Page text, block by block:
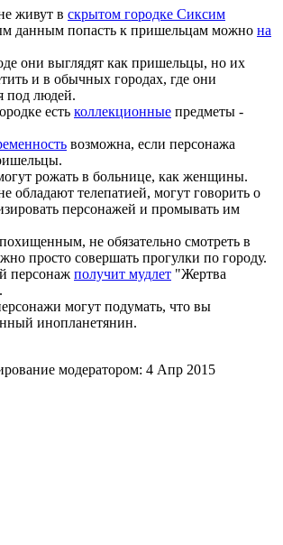
живут в скрытом городке Сиксим
данным попасть к пришельцам можно на
они выглядят как пришельцы, но их
и в обычных городах, где они
под людей.
есть коллекционные предметы -
возможна, если персонажа
рожать в больнице, как женщины.
обладают телепатией, могут говорить о
персонажей и промывать им
не обязательно смотреть в
просто совершать прогулки по городу.
персонаж получит мудлет "Жертва
могут подумать, что вы
инопланетянин.
модератором: 4 Апр 2015